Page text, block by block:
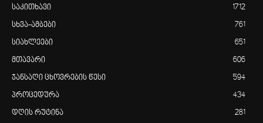
საკითხავი 1712
სხვა-ამბები 761
სიახლეები 651
მთავარი 606
ჯანსაღი ცხოვრების წესი 594
პროცედურა 434
დღის რუტინა 281